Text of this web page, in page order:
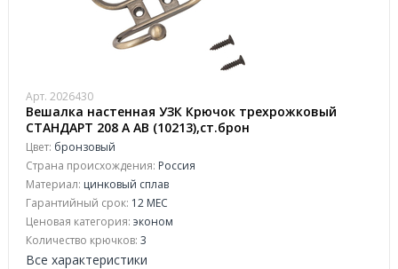
Арт. 2026430
Вешалка настенная УЗК Крючок трехрожковый
СТАНДАРТ 208 A AB (10213),ст.брон
Цвет: бронзовый
Страна происхождения: Россия
Материал: цинковый сплав
Гарантийный срок: 12 МЕС
Ценовая категория: эконом
Количество крючков: 3
Все характеристики